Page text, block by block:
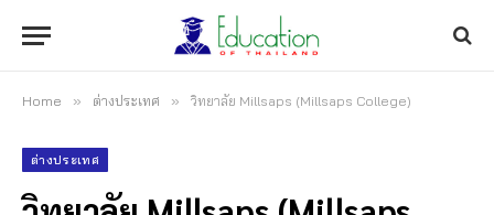
Home » ต่างประเทศ » วิทยาลัย Millsaps (Millsaps College)
ต่างประเทศ